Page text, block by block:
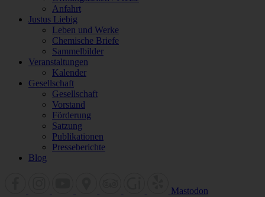
Anfahrt
Justus Liebig
Leben und Werke
Chemische Briefe
Sammelbilder
Veranstaltungen
Kalender
Gesellschaft
Gesellschaft
Vorstand
Förderung
Satzung
Publikationen
Presseberichte
Blog
Mastodon